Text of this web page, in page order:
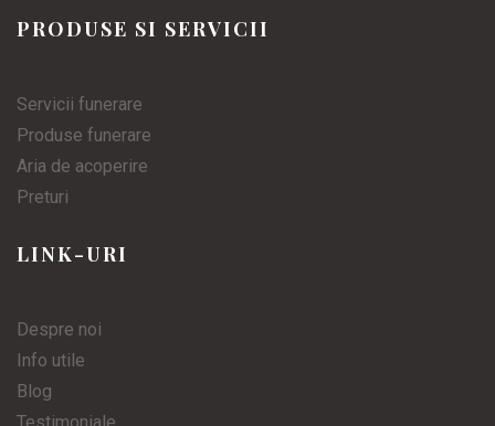
PRODUSE SI SERVICII
Servicii funerare
Produse funerare
Aria de acoperire
Preturi
LINK-URI
Despre noi
Info utile
Blog